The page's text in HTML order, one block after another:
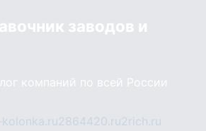
заводов и
компаний по всей России
2864420.ru2rich.ru